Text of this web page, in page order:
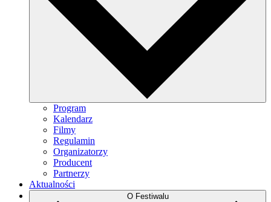
Program
Kalendarz
Filmy
Regulamin
Organizatorzy
Producent
Partnerzy
Aktualności
O Festiwalu